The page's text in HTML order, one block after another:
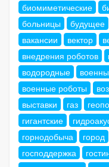
биомиметические
больницы
будущее
вакансии
вектор
внедрения роботов
водородные
военные роботы
выставки
газ
гигантские
горнодобыча
город
господдержка